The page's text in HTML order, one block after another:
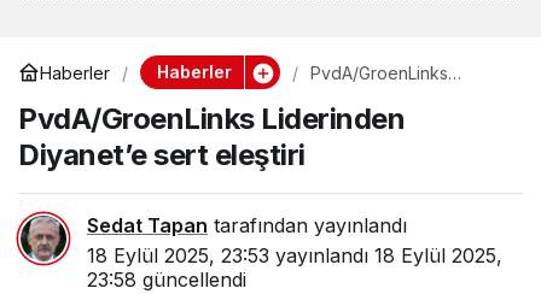
Haberler Haberler
PvdA/GroenLinks
eleştiri
PvdA/GroenLinks Liderinden
Diyanet’e sert eleştiri
Sedat Tapan tarafından yayınlandı
18 Eylül 2025, 23:53 yayınlandı 18 Eylül 2025,
23:58 güncellendi